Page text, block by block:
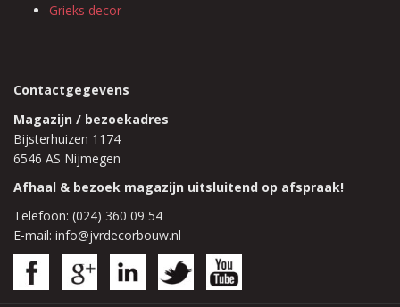
Grieks decor
Contactgegevens
Magazijn / bezoekadres
Bijsterhuizen 1174
6546 AS Nijmegen
Afhaal & bezoek magazijn uitsluitend op afspraak!
Telefoon: (024) 360 09 54
E-mail: info@jvrdecorbouw.nl